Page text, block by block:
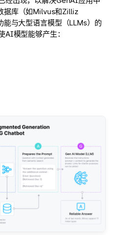
据库（如Milvus和Zilliz
与大型语言模型（LLMs）的
AI模型能够产生：